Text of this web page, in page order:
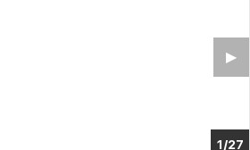
1/20
▶︎